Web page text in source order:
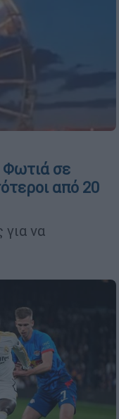
Φωτιά σε
από 20
να